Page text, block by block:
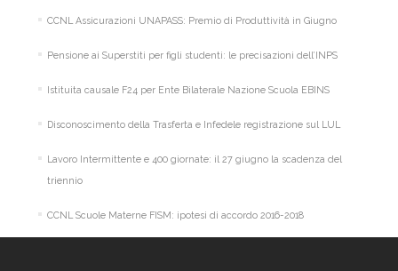
CCNL Assicurazioni UNAPASS: Premio di Produttività in Giugno
Pensione ai Superstiti per figli studenti: le precisazioni dell’INPS
Istituita causale F24 per Ente Bilaterale Nazione Scuola EBINS
Disconoscimento della Trasferta e Infedele registrazione sul LUL
Lavoro Intermittente e 400 giornate: il 27 giugno la scadenza del
triennio
CCNL Scuole Materne FISM: ipotesi di accordo 2016-2018